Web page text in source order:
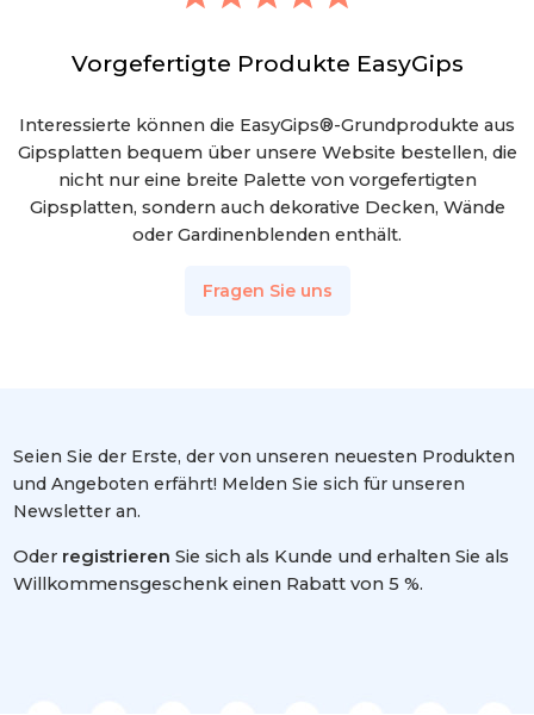
Vorgefertigte Produkte EasyGips
Interessierte können die EasyGips®-Grundprodukte aus
Gipsplatten bequem über unsere Website bestellen, die
nicht nur eine breite Palette von vorgefertigten
Gipsplatten, sondern auch dekorative Decken, Wände
oder Gardinenblenden enthält.
Fragen Sie uns
Seien Sie der Erste, der von unseren neuesten Produkten
und Angeboten erfährt! Melden Sie sich für unseren
Newsletter an.
Oder registrieren Sie sich als Kunde und erhalten Sie als
Willkommensgeschenk einen Rabatt von 5 %.